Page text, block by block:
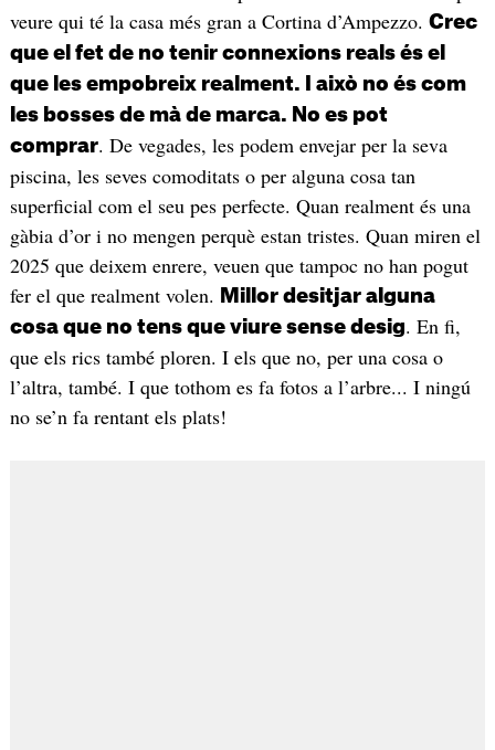
veure qui té la casa més gran a Cortina d’Ampezzo. Crec
que el fet de no tenir connexions reals és el
que les empobreix realment. I això no és com
les bosses de mà de marca. No es pot
comprar. De vegades, les podem envejar per la seva
piscina, les seves comoditats o per alguna cosa tan
superficial com el seu pes perfecte. Quan realment és una
gàbia d’or i no mengen perquè estan tristes. Quan miren el
2025 que deixem enrere, veuen que tampoc no han pogut
fer el que realment volen.
Millor desitjar alguna
cosa que no tens que viure sense desig. En fi,
que els rics també ploren. I els que no, per una cosa o
l’altra, també. I que tothom es fa fotos a l’arbre... I ningú
no se’n fa rentant els plats!